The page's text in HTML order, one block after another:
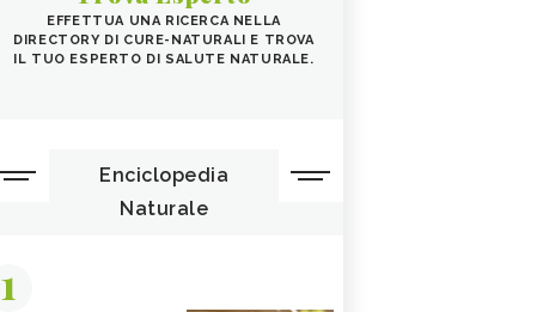
EFFETTUA UNA RICERCA NELLA
DIRECTORY DI CURE-NATURALI E TROVA
IL TUO ESPERTO DI SALUTE NATURALE.
Enciclopedia
Naturale
1